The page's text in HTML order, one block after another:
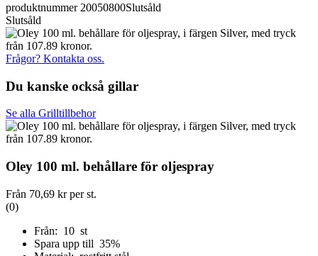
produktnummer 20050800Slutsåld
Slutsåld
Frågor? Kontakta oss.
Du kanske också gillar
Se alla Grilltillbehor
Oley 100 ml. behållare för oljespray
Från 70,69 krper st.
(0)
Från: 10 st
Spara upp till 35%